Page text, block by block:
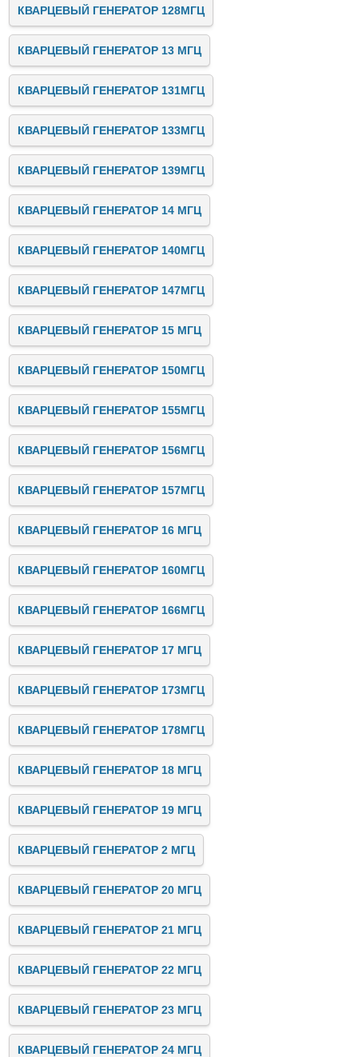
КВАРЦЕВЫЙ ГЕНЕРАТОР 128МГЦ
КВАРЦЕВЫЙ ГЕНЕРАТОР 13 МГЦ
КВАРЦЕВЫЙ ГЕНЕРАТОР 131МГЦ
КВАРЦЕВЫЙ ГЕНЕРАТОР 133МГЦ
КВАРЦЕВЫЙ ГЕНЕРАТОР 139МГЦ
КВАРЦЕВЫЙ ГЕНЕРАТОР 14 МГЦ
КВАРЦЕВЫЙ ГЕНЕРАТОР 140МГЦ
КВАРЦЕВЫЙ ГЕНЕРАТОР 147МГЦ
КВАРЦЕВЫЙ ГЕНЕРАТОР 15 МГЦ
КВАРЦЕВЫЙ ГЕНЕРАТОР 150МГЦ
КВАРЦЕВЫЙ ГЕНЕРАТОР 155МГЦ
КВАРЦЕВЫЙ ГЕНЕРАТОР 156МГЦ
КВАРЦЕВЫЙ ГЕНЕРАТОР 157МГЦ
КВАРЦЕВЫЙ ГЕНЕРАТОР 16 МГЦ
КВАРЦЕВЫЙ ГЕНЕРАТОР 160МГЦ
КВАРЦЕВЫЙ ГЕНЕРАТОР 166МГЦ
КВАРЦЕВЫЙ ГЕНЕРАТОР 17 МГЦ
КВАРЦЕВЫЙ ГЕНЕРАТОР 173МГЦ
КВАРЦЕВЫЙ ГЕНЕРАТОР 178МГЦ
КВАРЦЕВЫЙ ГЕНЕРАТОР 18 МГЦ
КВАРЦЕВЫЙ ГЕНЕРАТОР 19 МГЦ
КВАРЦЕВЫЙ ГЕНЕРАТОР 2 МГЦ
КВАРЦЕВЫЙ ГЕНЕРАТОР 20 МГЦ
КВАРЦЕВЫЙ ГЕНЕРАТОР 21 МГЦ
КВАРЦЕВЫЙ ГЕНЕРАТОР 22 МГЦ
КВАРЦЕВЫЙ ГЕНЕРАТОР 23 МГЦ
КВАРЦЕВЫЙ ГЕНЕРАТОР 24 МГЦ